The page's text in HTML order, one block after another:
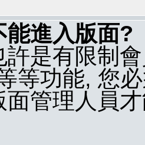
能進入版面?
許是有限制
等功能, 您
面管理人員